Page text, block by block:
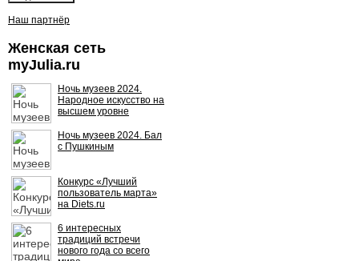
Наш партнёр
Женская сеть
myJulia.ru
Ночь музеев 2024.
Народное искусство на
высшем уровне
Ночь музеев 2024. Бал
с Пушкиным
Конкурс «Лучший
пользователь марта»
на Diets.ru
6 интересных
традиций встречи
нового года со всего